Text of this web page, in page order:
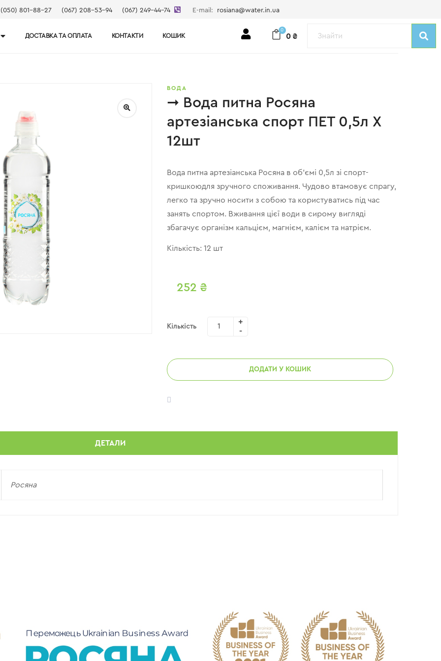
(050) 801-88-27 (067) 208-53-94 (067) 249-44-74 E-mail: rosiana@water.in.ua
ДОСТАВКА ТА ОПЛАТА КОНТАКТИ КОШИК
0
0 ₴
ВОДА
➞ Вода питна Росяна
артезіанська спорт ПЕТ 0,5л X
12шт
Вода питна артезіанська Росяна в об’ємі 0,5л зі спорт-
кришкоюдля зручного споживання. Чудово втамовує спрагу,
легко та зручно носити з собою та користуватись під час
занять спортом. Вживання цієї води в сирому вигляді
збагачує організм кальцієм, магнієм, калієм та натрієм.
Кількість: 12 шт
252 ₴
Кількість
ДОДАТИ У КОШИК
ДЕТАЛИ
Росяна